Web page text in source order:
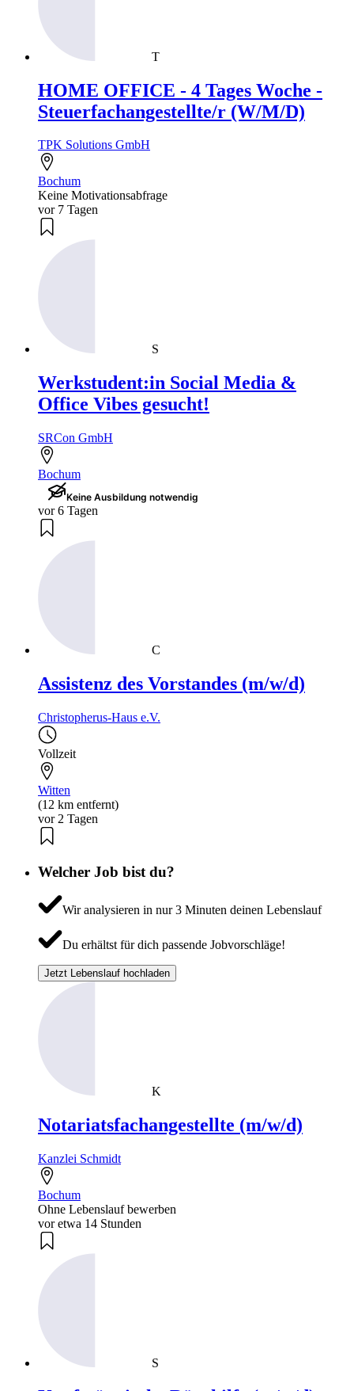
T
HOME OFFICE - 4 Tages Woche -
Steuerfachangestellte/r (W/M/D)
TPK Solutions GmbH
Bochum
Keine Motivationsabfrage
vor 7 Tagen
S
Werkstudent:in Social Media &
Office Vibes gesucht!
SRCon GmbH
Bochum
Keine Ausbildung notwendig
vor 6 Tagen
C
Assistenz des Vorstandes (m/w/d)
Christopherus-Haus e.V.
Vollzeit
Witten
(12 km entfernt)
vor 2 Tagen
Welcher Job bist du?
Wir analysieren in nur 3 Minuten deinen Lebenslauf
Du erhältst für dich passende Jobvorschläge!
Jetzt Lebenslauf hochladen
K
Notariatsfachangestellte (m/w/d)
Kanzlei Schmidt
Bochum
Ohne Lebenslauf bewerben
vor etwa 14 Stunden
S